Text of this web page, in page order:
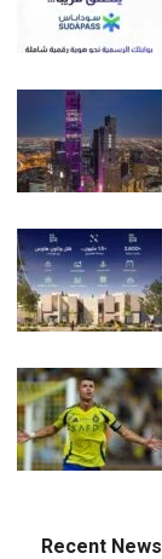
Recent News